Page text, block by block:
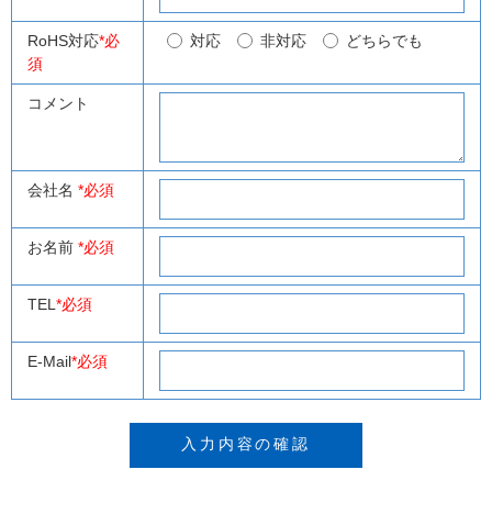
RoHS対応*必
須
対応 非対応 どちらでも
コメント
会社名 *必須
お名前 *必須
TEL *必須
E-Mail*必須